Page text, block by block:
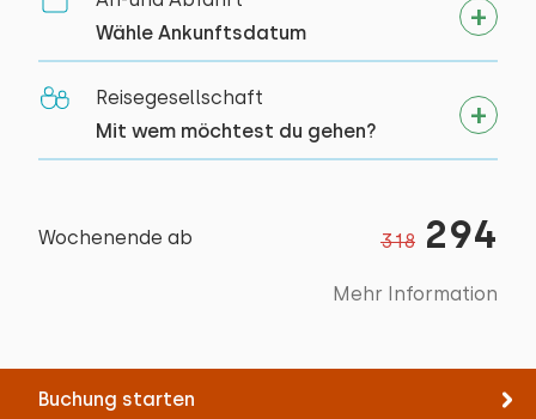
Wähle Ankunftsdatum
Reisegesellschaft
Mit wem möchtest du gehen?
Wochenende ab 318 294
Mehr Information
Buchung starten
Bettdecke(n): Einzelbettdecke
Aktivitäten in der
Umgebung
Kanu fahren
Rad fahren
ließ sich mit zwei Personen kaum öffnen.